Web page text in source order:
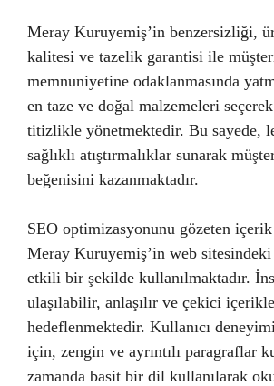
Meray Kuruyemiş’in benzersizliği,
kalitesi ve tazelik garantisi ile
memnuniyetine odaklanmasında
en taze ve doğal malzemeleri
titizlikle yönetmektedir. Bu sayede,
sağlıklı atıştırmalıklar sunarak
beğenisini kazanmaktadır.
SEO optimizasyonunu gözeten içerik
Meray Kuruyemiş’in web
etkili bir şekilde kullanılmaktadır.
ulaşılabilir, anlaşılır ve çekici
hedeflenmektedir. Kullanıcı
için, zengin ve ayrıntılı paragraflar
zamanda basit bir dil kullanılarak